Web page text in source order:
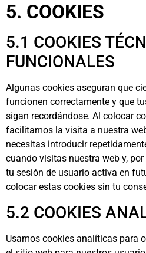
5. COOKIES
5.1 COOKIES
FUNCIONALES
Algunas cookies aseguran que
funcionen correctamente y que
sigan recordándose. Al colocar
facilitamos la visita a nuestra
necesitas introducir
cuando visitas nuestra web y,
tu sesión de usuario activa en
colocar estas cookies sin tu
5.2 COOKIES
Usamos cookies analíticas para